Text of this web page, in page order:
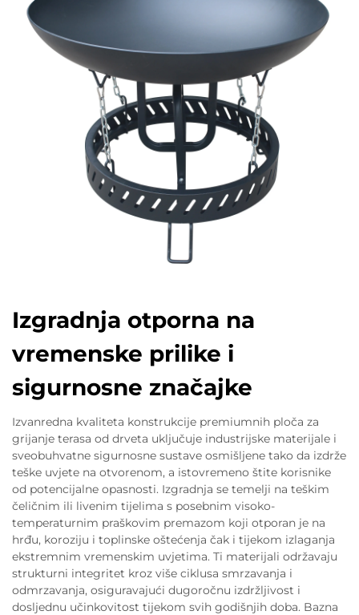
Izgradnja otporna na
vremenske prilike i
sigurnosne značajke
Izvanredna kvaliteta konstrukcije premiumnih ploča za
grijanje terasa od drveta uključuje industrijske materijale i
sveobuhvatne sigurnosne sustave osmišljene tako da izdrže
teške uvjete na otvorenom, a istovremeno štite korisnike
od potencijalne opasnosti. Izgradnja se temelji na teškim
čeličnim ili livenim tijelima s posebnim visoko-
temperaturnim praškovim premazom koji otporan je na
hrđu, koroziju i toplinske oštećenja čak i tijekom izlaganja
ekstremnim vremenskim uvjetima. Ti materijali održavaju
strukturni integritet kroz više ciklusa smrzavanja i
odmrzavanja, osiguravajući dugoročnu izdržljivost i
dosljednu učinkovitost tijekom svih godišnjih doba. Bazna